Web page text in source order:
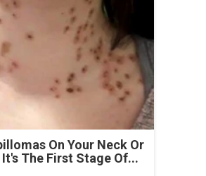
On Your Neck Or
The First Stage Of...